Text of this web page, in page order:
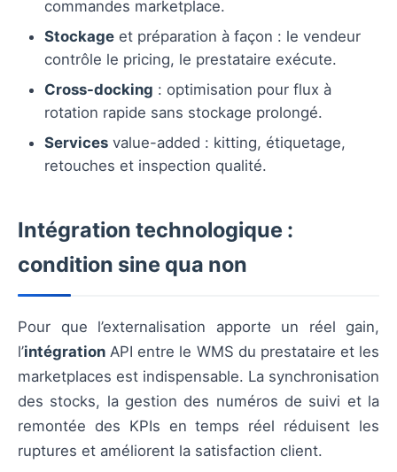
commandes marketplace.
Stockage et préparation à façon : le vendeur
contrôle le pricing, le prestataire exécute.
Cross-docking : optimisation pour flux à
rotation rapide sans stockage prolongé.
Services value-added : kitting, étiquetage,
retouches et inspection qualité.
Intégration technologique :
condition sine qua non
Pour que l’externalisation apporte un réel gain,
l’intégration API entre le WMS du prestataire et les
marketplaces est indispensable. La synchronisation
des stocks, la gestion des numéros de suivi et la
remontée des KPIs en temps réel réduisent les
ruptures et améliorent la satisfaction client.